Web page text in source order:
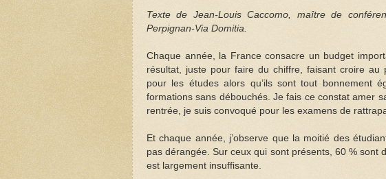
Texte de Jean-Louis Caccomo, maître de
Perpignan-Via Domitia.
Chaque année, la France consacre un budget
résultat, juste pour faire du chiffre, faisant croire au
pour les études alors qu’ils sont tout bonnement
formations sans débouchés. Je fais ce constat amer
rentrée, je suis convoqué pour les examens de
Et chaque année, j’observe que la moitié des
pas dérangée. Sur ceux qui sont présents, 60 %
est largement insuffisante.